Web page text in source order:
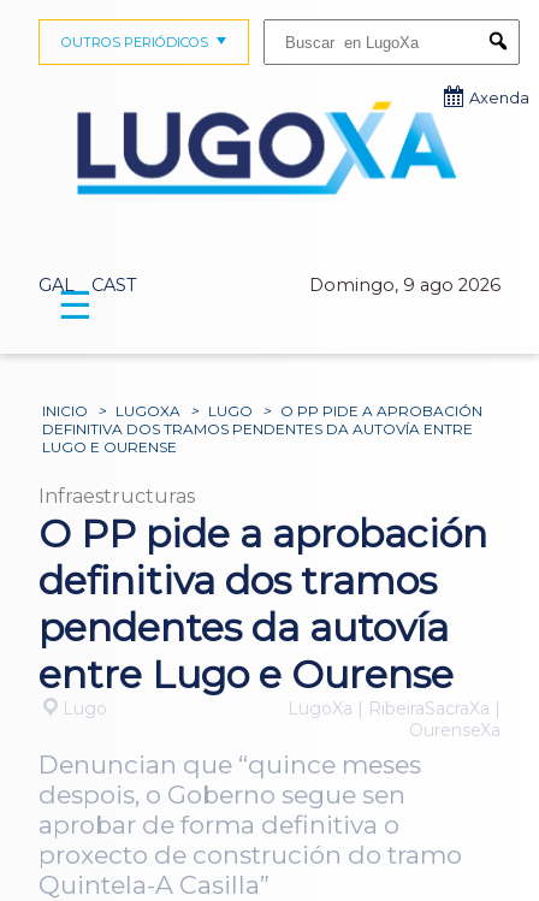
GAL CAST Domingo, 9 ago 2026
OUTROS PERIÓDICOS
Axenda
☰
INICIO > LUGOXA > LUGO > O PP PIDE A APROBACIÓN
DEFINITIVA DOS TRAMOS PENDENTES DA AUTOVÍA ENTRE
LUGO E OURENSE
Infraestructuras
O PP pide a aprobación
definitiva dos tramos
pendentes da autovía
entre Lugo e Ourense
Lugo
LugoXa | RibeiraSacraXa |
OurenseXa
Denuncian que “quince meses
despois, o Goberno segue sen
aprobar de forma definitiva o
proxecto de construción do tramo
Quintela-A Casilla”